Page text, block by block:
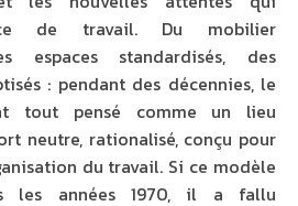
de travail. Du mobilier
espaces standardisés, des
: pendant des décennies, le
tout pensé comme un lieu
neutre, rationalisé, conçu pour
du travail. Si ce modèle
les années 1970, il a fallu